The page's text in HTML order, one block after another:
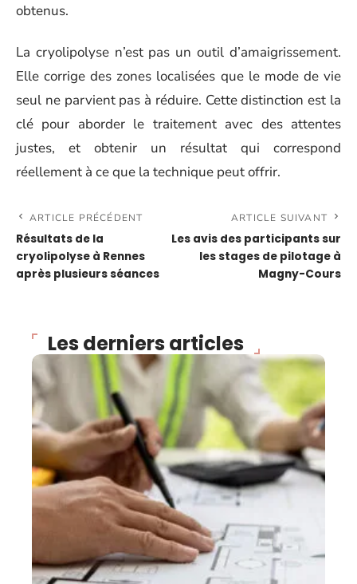
obtenus.
La cryolipolyse n’est pas un outil d’amaigrissement.
Elle corrige des zones localisées que le mode de vie
seul ne parvient pas à réduire. Cette distinction est la
clé pour aborder le traitement avec des attentes
justes, et obtenir un résultat qui correspond
réellement à ce que la technique peut offrir.
ARTICLE PRÉCÉDENT
Résultats de la
cryolipolyse à Rennes
après plusieurs séances
ARTICLE SUIVANT
Les avis des participants sur
les stages de pilotage à
Magny-Cours
Les derniers articles